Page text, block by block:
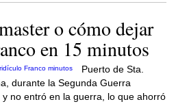
o cómo dejar
en 15 minutos
Puerto de Sta.
durante la Segunda Guerra
no entró en la guerra, lo que ahorró